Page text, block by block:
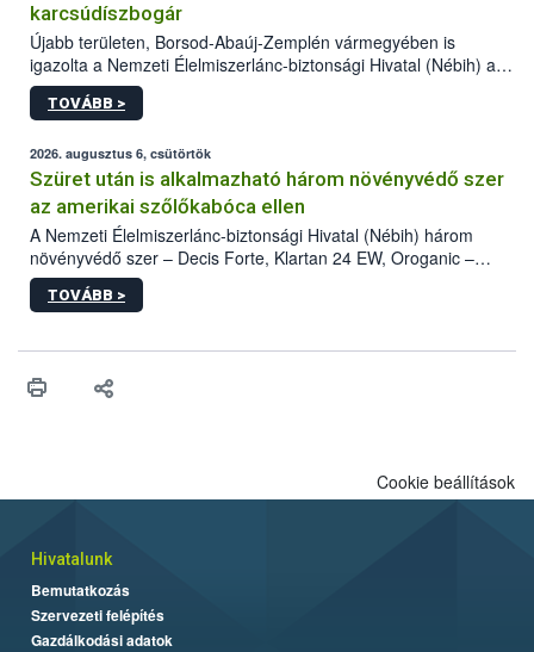
karcsúdíszbogár
Újabb területen, Borsod-Abaúj-Zemplén vármegyében is
igazolta a Nemzeti Élelmiszerlánc-biztonsági Hivatal (Nébih) a
kőrisrontó karcsúdíszbogár (Agrilus planipennis) jelenlétét. A
kártevőt nem csak színcsapdában találták meg, de már fertőzött
az intenzív felderítést, emellett az intézkedéseket a szlovák
hatósággal is összehangolják a terjedés megállítása érdekében.
TOVÁBB >
2026. augusztus 6, csütörtök
Szüret után is alkalmazható három növényvédő szer
az amerikai szőlőkabóca ellen
A Nemzeti Élelmiszerlánc-biztonsági Hivatal (Nébih) három
növényvédő szer – Decis Forte, Klartan 24 EW, Oroganic –
engedélyokiratát módosította, így azok a szüretet követően,
egészen a vesszőérettség (BBCH 91) stádiumáig
érésű szőlőkben is legyen lehetőség a károsító elleni további
felhasználók számára is elérhető és ökológiai termesztésben is
TOVÁBB >
Cookie beállítások
Hivatalunk
Bemutatkozás
Szervezeti felépítés
Gazdálkodási adatok